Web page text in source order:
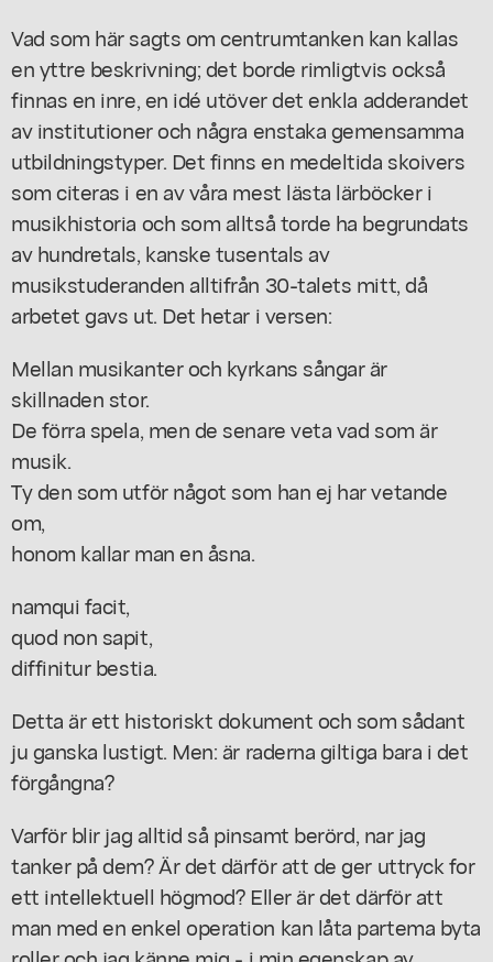
Vad som här sagts om centrumtanken kan kallas
en yttre beskrivning; det borde rimligtvis också
finnas en inre, en idé utöver det enkla adderandet
av institutioner och några enstaka gemensamma
utbildningstyper. Det finns en medeltida skoivers
som citeras i en av våra mest lästa lärböcker i
musikhistoria och som alltså torde ha begrundats
av hundretals, kanske tusentals av
musikstuderanden alltifrån 30-talets mitt, då
arbetet gavs ut. Det hetar i versen:
Mellan musikanter och kyrkans sångar är
skillnaden stor.
De förra spela, men de senare veta vad som är
musik.
Ty den som utför något som han ej har vetande
om,
honom kallar man en åsna.
namqui facit,
quod non sapit,
diffinitur bestia.
Detta är ett historiskt dokument och som sådant
ju ganska lustigt. Men: är raderna giltiga bara i det
förgångna?
Varför blir jag alltid så pinsamt berörd, nar jag
tanker på dem? Är det därför att de ger uttryck for
ett intellektuell högmod? Eller är det därför att
man med en enkel operation kan låta partema byta